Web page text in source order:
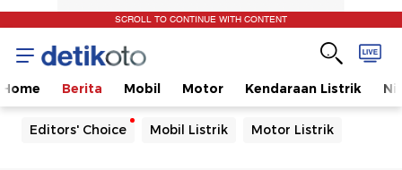
SCROLL TO CONTINUE WITH CONTENT
Home Berita Mobil Motor Kendaraan Listrik
Editors' Choice Mobil Listrik Motor Listrik